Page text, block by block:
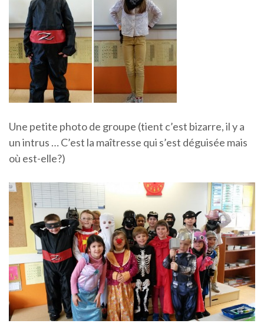
Une petite photo de groupe (tient c’est bizarre, il y a
un intrus … C’est la maîtresse qui s’est déguisée mais
où est-elle?)